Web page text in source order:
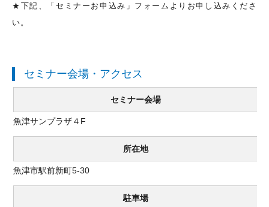
★下記、「セミナーお申込み」フォームよりお申し込みくださ
い。
セミナー会場・アクセス
セミナー会場
魚津サンプラザ４F
所在地
魚津市駅前新町5-30
駐車場